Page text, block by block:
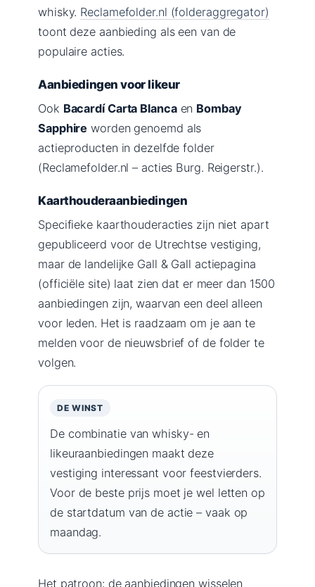
whisky. Reclamefolder.nl (folderaggregator)
toont deze aanbieding als een van de
populaire acties.
Aanbiedingen voor likeur
Ook Bacardí Carta Blancaen Bombay
Sapphire worden genoemd als
actieproducten in dezelfde folder
(Reclamefolder.nl – acties Burg. Reigerstr.).
Kaarthouderaanbiedingen
Specifieke kaarthouderacties zijn niet apart
gepubliceerd voor de Utrechtse vestiging,
maar de landelijke Gall & Gall actiepagina
(officiële site) laat zien dat er meer dan 1500
aanbiedingen zijn, waarvan een deel alleen
voor leden. Het is raadzaam om je aan te
melden voor de nieuwsbrief of de folder te
volgen.
DE WINST
De combinatie van whisky- en
likeuraanbiedingen maakt deze
vestiging interessant voor feestvierders.
Voor de beste prijs moet je wel letten op
de startdatum van de actie – vaak op
maandag.
Het patroon: de aanbiedingen wisselen